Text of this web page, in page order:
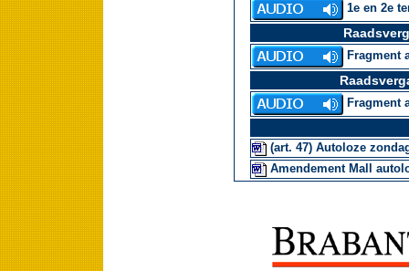
1e en 2e
Fragment
Fragment
(art. 47) Autoloze
Amendement Mall